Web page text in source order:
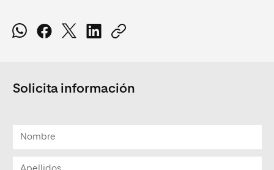
Solicita información